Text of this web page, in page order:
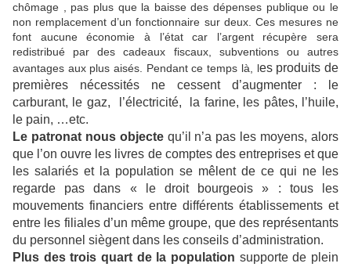
chômage , pas plus que la baisse des dépenses publique ou le
non remplacement d’un fonctionnaire sur deux. Ces mesures ne
font aucune économie à l’état car l’argent récupère sera
redistribué par des cadeaux fiscaux, subventions ou autres
avantages aux plus aisés. Pendant ce temps là, les produits de
premières nécessités ne cessent d’augmenter : le
carburant, le gaz, l’électricité, la farine, les pâtes, l’huile,
le pain, …etc.
Le patronat nous objectequ’il n’a pas les moyens, alors
que l’on ouvre les livres de comptes des entreprises et que
les salariés et la population se mêlent de ce qui ne les
regarde pas dans « le droit bourgeois » : tous les
mouvements financiers entre différents établissements et
entre les filiales d’un même groupe, que des représentants
du personnel siègent dans les conseils d’administration.
Plus des trois quart de la population supporte de plein